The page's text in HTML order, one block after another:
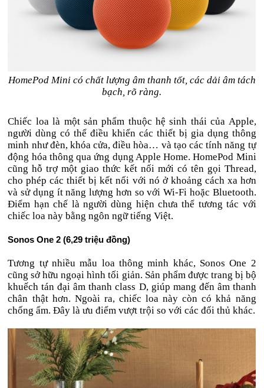
HomePod Mini có chất lượng âm thanh tốt, các dải âm tách
bạch, rõ ràng.
Chiếc loa là một sản phẩm thuộc hệ sinh thái của Apple,
người dùng có thể điều khiển các thiết bị gia dụng thông
minh như đèn, khóa cửa, điều hòa… và tạo các tính năng tự
động hóa thông qua ứng dụng Apple Home. HomePod Mini
cũng hỗ trợ một giao thức kết nối mới có tên gọi Thread,
cho phép các thiết bị kết nối với nó ở khoảng cách xa hơn
và sử dụng ít năng lượng hơn so với Wi-Fi hoặc Bluetooth.
Điểm hạn chế là người dùng hiện chưa thể tương tác với
chiếc loa này bằng ngôn ngữ tiếng Việt.
Sonos One 2 (6,29 triệu đồng)
Tương tự nhiều mẫu loa thông minh khác, Sonos One 2
cũng sở hữu ngoại hình tối giản. Sản phẩm được trang bị bộ
khuếch tán đại âm thanh class D, giúp mang đến âm thanh
chân thật hơn. Ngoài ra, chiếc loa này còn có khả năng
chống ẩm. Đây là ưu điểm vượt trội so với các đối thủ khác.